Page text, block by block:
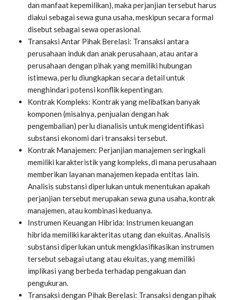
dan manfaat kepemilikan), maka perjanjian tersebut harus
diakui sebagai sewa guna usaha, meskipun secara formal
disebut sebagai sewa operasional.
Transaksi Antar Pihak Berelasi: Transaksi antara
perusahaan induk dan anak perusahaan, atau antara
perusahaan dengan pihak yang memiliki hubungan
istimewa, perlu diungkapkan secara detail untuk
menghindari potensi konflik kepentingan.
Kontrak Kompleks: Kontrak yang melibatkan banyak
komponen (misalnya, penjualan dengan hak
pengembalian) perlu dianalisis untuk mengidentifikasi
substansi ekonomi dari transaksi tersebut.
Kontrak Manajemen: Perjanjian manajemen seringkali
memiliki karakteristik yang kompleks, di mana perusahaan
memberikan layanan manajemen kepada entitas lain.
Analisis substansi diperlukan untuk menentukan apakah
perjanjian tersebut merupakan sewa guna usaha, kontrak
manajemen, atau kombinasi keduanya.
Instrumen Keuangan Hibrida: Instrumen keuangan
hibrida memiliki karakteritas utang dan ekuitas. Analisis
substansi diperlukan untuk mengklasifikasikan instrumen
tersebut sebagai utang atau ekuitas, yang memiliki
implikasi yang berbeda terhadap pengakuan dan
pengukuran.
Transaksi dengan Pihak Berelasi: Transaksi dengan pihak